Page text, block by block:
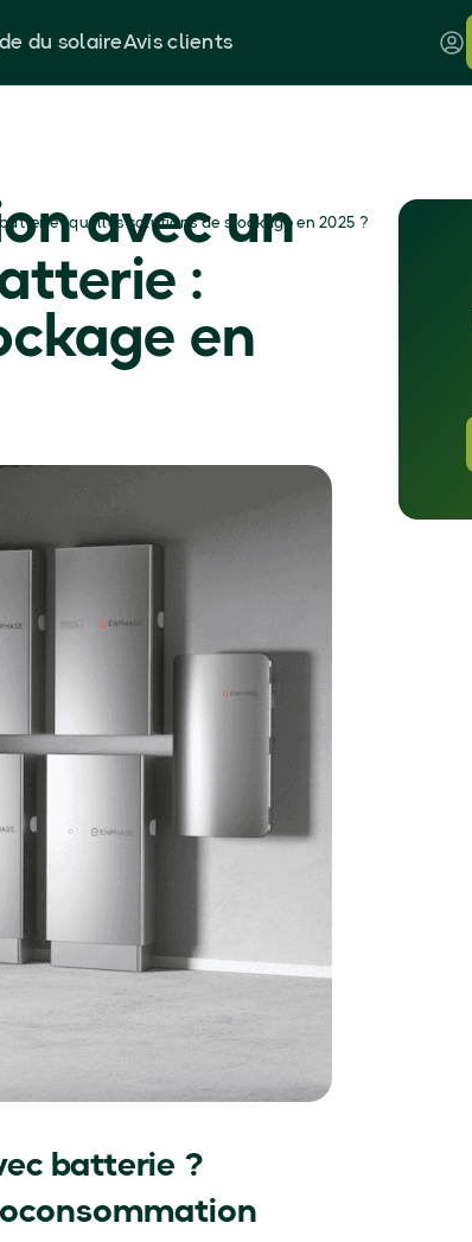
du solaireAvis clients
: quelles solutions de stockage en 2025 ?
avec un
:
en
batterie ?